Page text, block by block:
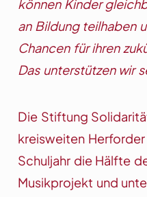
können Kinder
an Bildung teilhaben
Chancen für ihren
Das unterstützen wir
Die Stiftung
kreisweiten
Schuljahr die Hälfte
Musikprojekt und